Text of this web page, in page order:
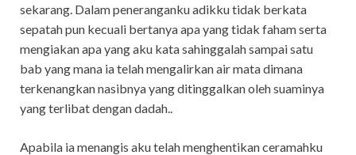
sekarang. Dalam peneranganku adikku tidak berkata
sepatah pun kecuali bertanya apa yang tidak faham serta
mengiakan apa yang aku kata sahinggalah sampai satu
bab yang mana ia telah mengalirkan air mata dimana
terkenangkan nasibnya yang ditinggalkan oleh suaminya
yang terlibat dengan dadah..
Apabila ia menangis aku telah menghentikan ceramahku